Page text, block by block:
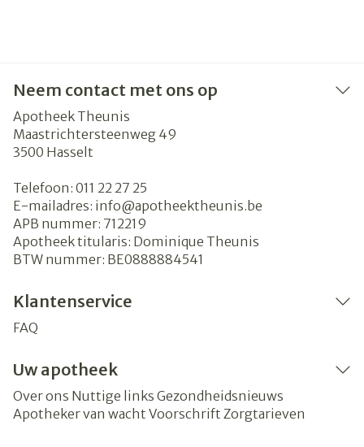
Neem contact met ons op
Apotheek Theunis
Maastrichtersteenweg 49
3500 Hasselt
Telefoon: 011 22 27 25
E-mailadres: info@apotheektheunis.be
APB nummer: 712219
Apotheek titularis: Dominique Theunis
BTW nummer: BE0888884541
Klantenservice
FAQ
Uw apotheek
Over ons Nuttige links Gezondheidsnieuws
Apotheker van wacht Voorschrift Zorgtarieven